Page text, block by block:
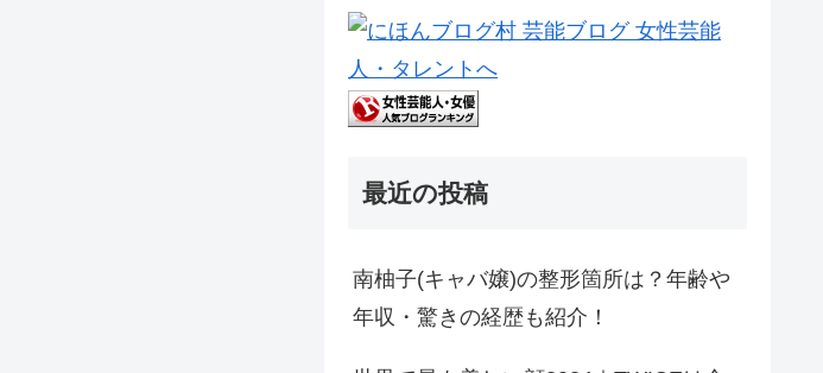
最近の投稿
南柚子(キャバ嬢)の整形箇所は？年齢や
年収・驚きの経歴も紹介！